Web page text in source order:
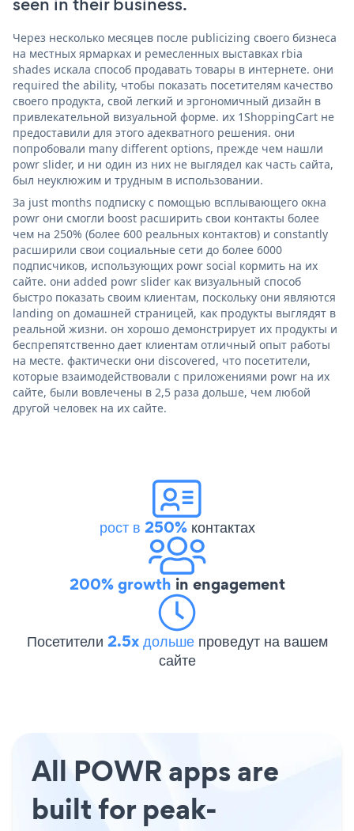
Через несколько месяцев после publicizing своего бизнеса
на местных ярмарках и ремесленных выставках rbia
shades искала способ продавать товары в интернете. они
required the ability, чтобы показать посетителям качество
своего продукта, свой легкий и эргономичный дизайн в
привлекательной визуальной форме. их 1ShoppingCart не
предоставили для этого адекватного решения. они
попробовали many different options, прежде чем нашли
powr slider, и ни один из них не выглядел как часть сайта,
был неуклюжим и трудным в использовании.
За just months подписку с помощью всплывающего окна
powr они смогли boost расширить свои контакты более
чем на 250% (более 600 реальных контактов) и constantly
расширили свои социальные сети до более 6000
подписчиков, использующих powr social кормить на их
сайте. они added powr slider как визуальный способ
быстро показать своим клиентам, поскольку они являются
landing on домашней страницей, как продукты выглядят в
реальной жизни. он хорошо демонстрирует их продукты и
беспрепятственно дает клиентам отличный опыт работы
на месте. фактически они discovered, что посетители,
которые взаимодействовали с приложениями powr на их
сайте, были вовлечены в 2,5 раза дольше, чем любой
другой человек на их сайте.
рост в 250%контактах
200% growth in engagement
Посетители 2.5x дольше проведут на вашем
сайте
All POWR apps are
built for peak-